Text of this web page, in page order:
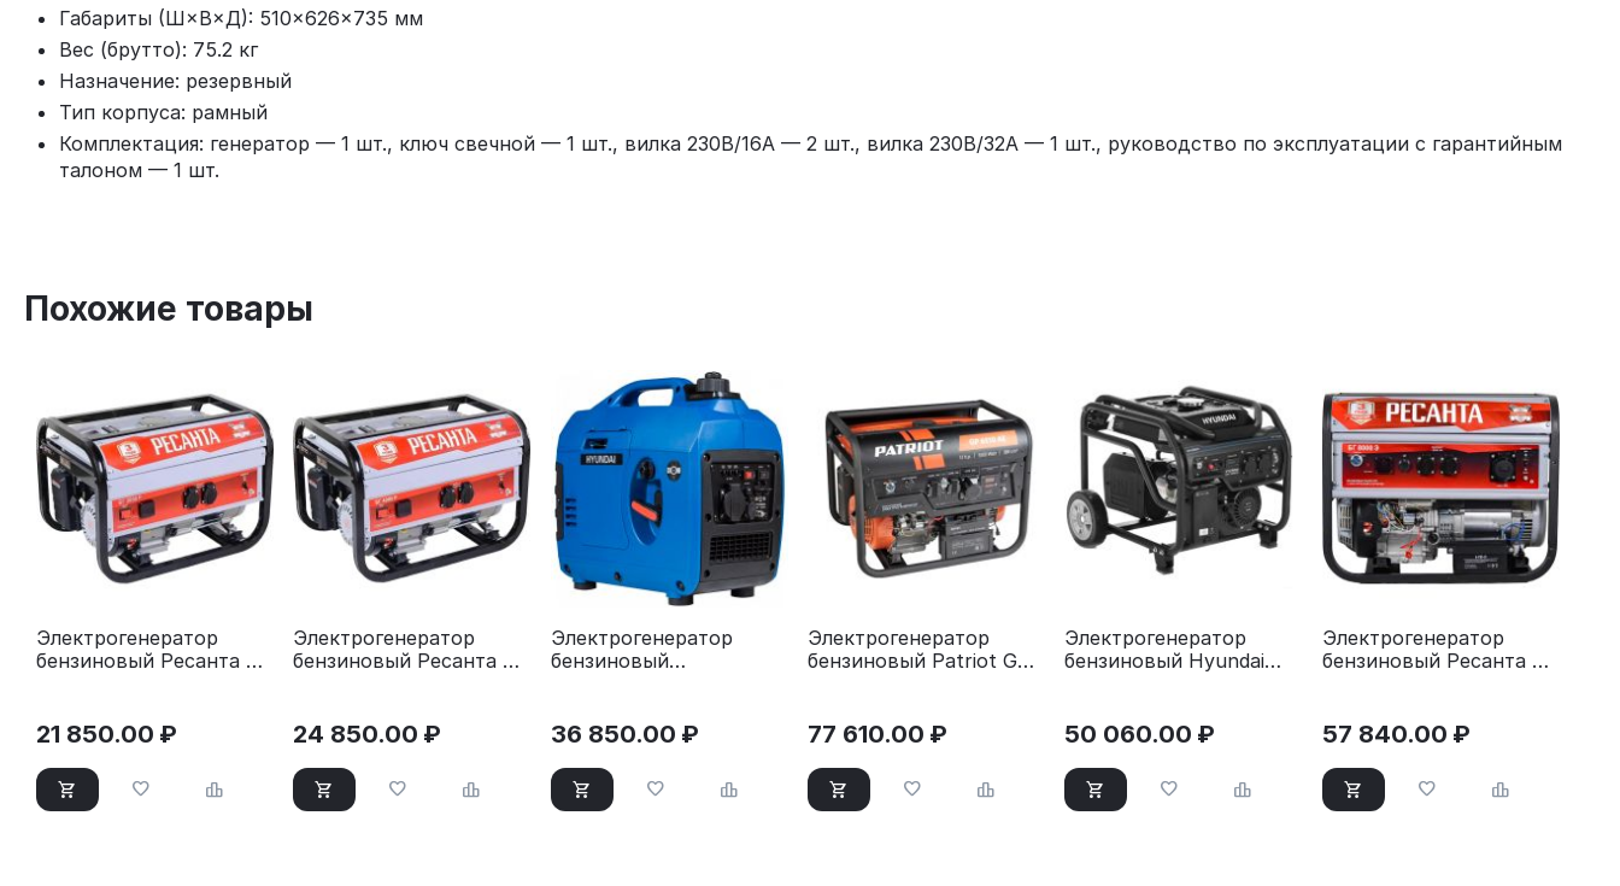
Габариты (Ш×В×Д): 510×626×735 мм
Вес (брутто): 75.2 кг
Назначение: резервный
Тип корпуса: рамный
Комплектация: генератор — 1 шт., ключ свечной — 1 шт., вилка 230В/16А — 2 шт., вилка 230В/32А — 1 шт., руководство по эксплуатации с гарантийным
талоном — 1 шт.
Похожие товары
Электрогенератор
бензиновый Ресанта БГ
21 850.00 ₽
Электрогенератор
бензиновый Ресанта БГ
24 850.00 ₽
Электрогенератор
бензиновый
36 850.00 ₽
Электрогенератор
бензиновый Patriot GP
77 610.00 ₽
Электрогенератор
бензиновый Hyundai
50 060.00 ₽
Электрогенератор
бензиновый Ресанта БГ
57 840.00 ₽